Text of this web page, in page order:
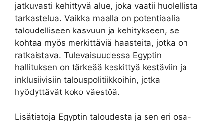
jatkuvasti kehittyvä alue, joka vaatii huolellista
tarkastelua. Vaikka maalla on potentiaalia
taloudelliseen kasvuun ja kehitykseen, se
kohtaa myös merkittäviä haasteita, jotka on
ratkaistava. Tulevaisuudessa Egyptin
hallituksen on tärkeää keskittyä kestäviin ja
inklusiivisiin talouspolitiikkoihin, jotka
hyödyttävät koko väestöä.
Lisätietoja Egyptin taloudesta ja sen eri osa-